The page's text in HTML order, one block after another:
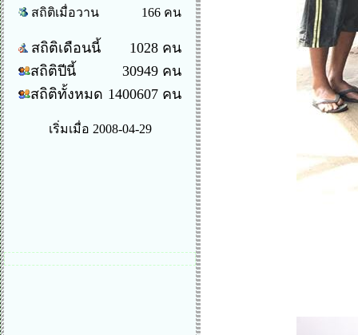
สถิติเมื่อวาน 166 คน
สถิติเดือนนี้
สถิติปีนี้
สถิติทั้งหมด
1028 คน
30949 คน
1400607 คน
เริ่มเมื่อ 2008-04-29